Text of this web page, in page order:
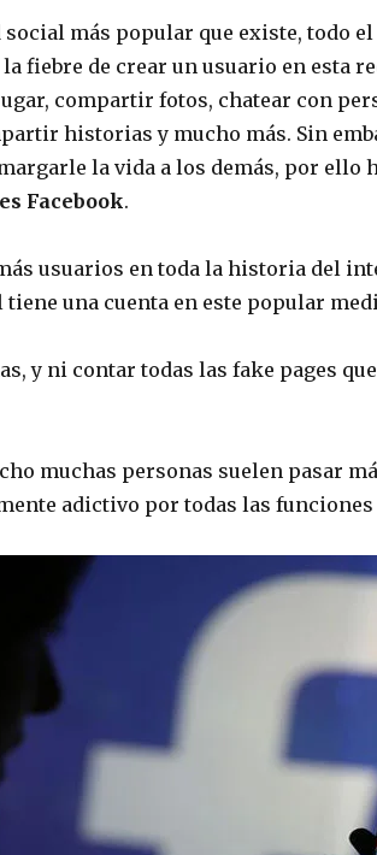
social más popular que existe, todo
fiebre de crear un usuario en esta
compartir fotos, chatear con
historias y mucho más. Sin
la vida a los demás, por ello
Facebook.
usuarios en toda la historia del
una cuenta en este popular
y ni contar todas las fake pages
muchas personas suelen pasar
adictivo por todas las funciones